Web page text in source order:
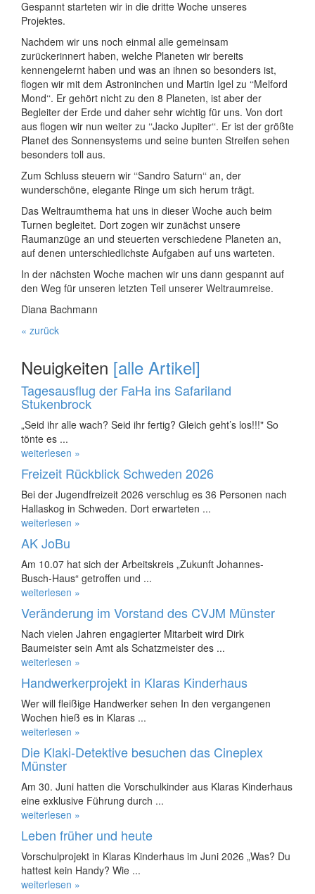
Gespannt starteten wir in die dritte Woche unseres
Projektes.
Nachdem wir uns noch einmal alle gemeinsam
zurückerinnert haben, welche Planeten wir bereits
kennengelernt haben und was an ihnen so besonders ist,
flogen wir mit dem Astroninchen und Martin Igel zu ‘‘Melford
Mond‘‘. Er gehört nicht zu den 8 Planeten, ist aber der
Begleiter der Erde und daher sehr wichtig für uns. Von dort
aus flogen wir nun weiter zu ‘‘Jacko Jupiter‘‘. Er ist der größte
Planet des Sonnensystems und seine bunten Streifen sehen
besonders toll aus.
Zum Schluss steuern wir ‘‘Sandro Saturn‘‘ an, der
wunderschöne, elegante Ringe um sich herum trägt.
Das Weltraumthema hat uns in dieser Woche auch beim
Turnen begleitet. Dort zogen wir zunächst unsere
Raumanzüge an und steuerten verschiedene Planeten an,
auf denen unterschiedlichste Aufgaben auf uns warteten.
In der nächsten Woche machen wir uns dann gespannt auf
den Weg für unseren letzten Teil unserer Weltraumreise.
Diana Bachmann
« zurück
Neuigkeiten [alle Artikel]
Tagesausflug der FaHa ins Safariland
Stukenbrock
„Seid ihr alle wach? Seid ihr fertig? Gleich geht’s los!!!" So
tönte es ...
weiterlesen »
Freizeit Rückblick Schweden 2026
Bei der Jugendfreizeit 2026 verschlug es 36 Personen nach
Hallaskog in Schweden. Dort erwarteten ...
weiterlesen »
AK JoBu
Am 10.07 hat sich der Arbeitskreis „Zukunft Johannes-
Busch-Haus“ getroffen und ...
weiterlesen »
Veränderung im Vorstand des CVJM Münster
Nach vielen Jahren engagierter Mitarbeit wird Dirk
Baumeister sein Amt als Schatzmeister des ...
weiterlesen »
Handwerkerprojekt in Klaras Kinderhaus
Wer will fleißige Handwerker sehen In den vergangenen
Wochen hieß es in Klaras ...
weiterlesen »
Die Klaki-Detektive besuchen das Cineplex
Münster
Am 30. Juni hatten die Vorschulkinder aus Klaras Kinderhaus
eine exklusive Führung durch ...
weiterlesen »
Leben früher und heute
Vorschulprojekt in Klaras Kinderhaus im Juni 2026 „Was? Du
hattest kein Handy? Wie ...
weiterlesen »